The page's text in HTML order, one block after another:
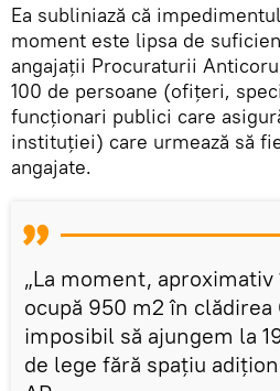
Ea subliniază că
moment este lipsa de
angajații Procuraturii
100 de persoane (ofițeri,
funcționari publici care
instituției) care urmează să
angajate.
„La moment, aproximativ
ocupă 950 m2 în clădirea
imposibil să ajungem la
de lege fără spațiu